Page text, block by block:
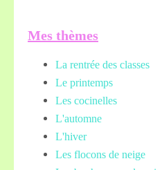
Mes thèmes
La rentrée des classes
Le printemps
Les cocinelles
L'automne
L'hiver
Les flocons de neige